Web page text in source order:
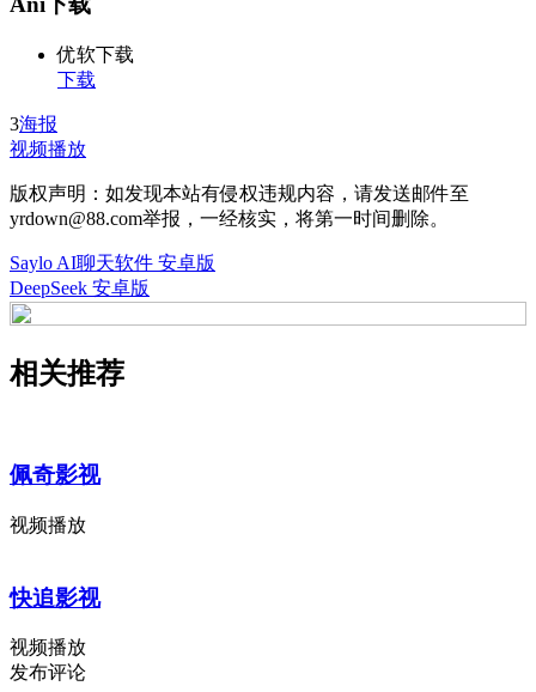
优软下载
下载
3海报
视频播放
版权声明：如发现本站有侵权违规内容，请发送邮件至
yrdown@88.com举报，一经核实，将第一时间删除。
Saylo AI聊天软件 安卓版
DeepSeek 安卓版
相关推荐
佩奇影视
视频播放
快追影视
视频播放
发布评论